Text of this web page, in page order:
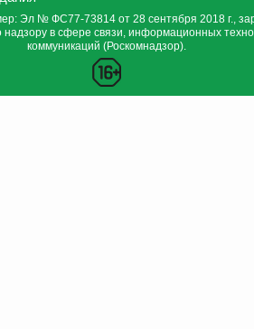
Эл № ФС77-73814 от 28 сентября 2018 г.,
в сфере связи, информационных
коммуникаций (Роскомнадзор).